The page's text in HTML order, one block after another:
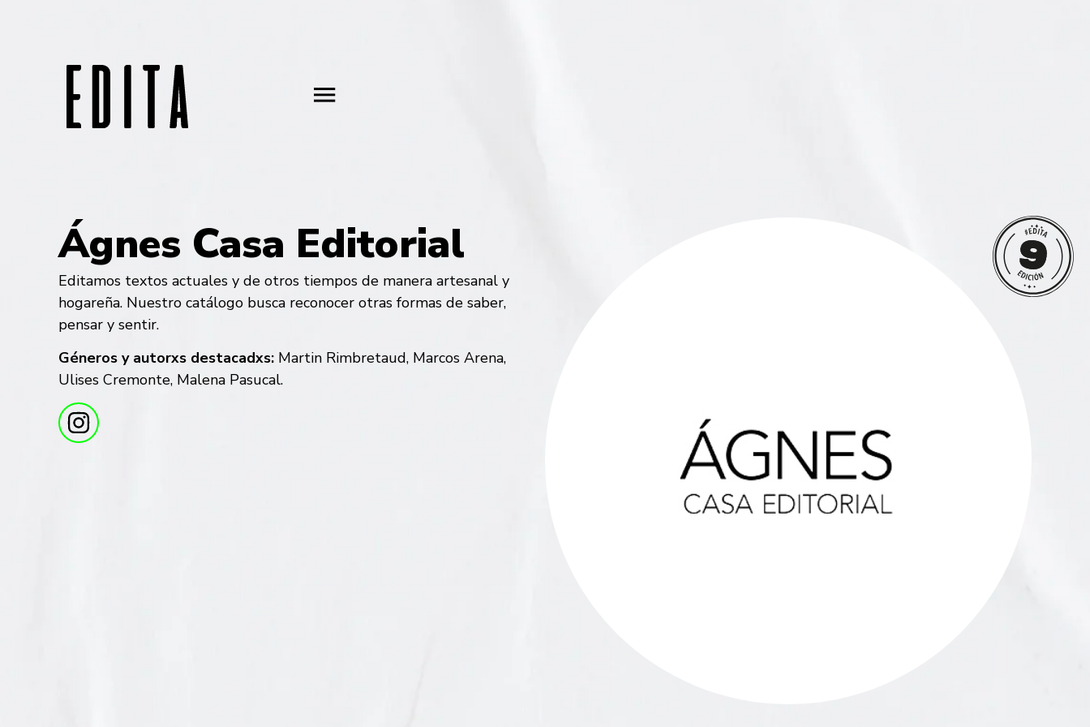
Ágnes Casa Editorial
Editamos textos actuales y de otros tiempos de manera artesanal y
hogareña. Nuestro catálogo busca reconocer otras formas de saber,
pensar y sentir.
Géneros y autorxs destacadxs: Martin Rimbretaud, Marcos Arena,
Ulises Cremonte, Malena Pasucal.